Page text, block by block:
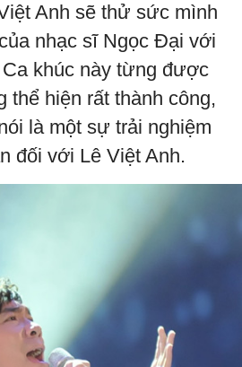
Anh sẽ thử sức mình
nhạc sĩ Ngọc Đại với
Ca khúc này từng được
thể hiện rất thành công,
là một sự trải nghiệm
đối với Lê Việt Anh.